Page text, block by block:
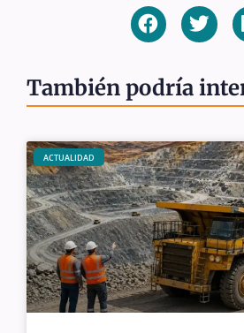
También podría
ACTUALIDAD